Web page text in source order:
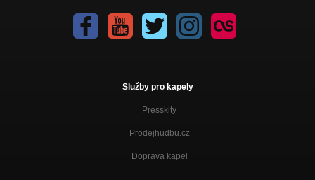
Služby pro kapely
Presskity
Prodejhudbu.cz
Doprava kapel